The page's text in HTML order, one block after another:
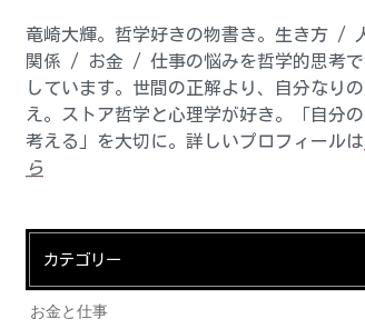
竜崎大輝。哲学好きの物書き。生き方 /
関係 / お金 / 仕事の悩みを哲学的思考
しています。世間の正解より、自分なり
え。ストア哲学と心理学が好き。「自分
考える」を大切に。詳しいプロフィールは
ら
カテゴリー
お金と仕事